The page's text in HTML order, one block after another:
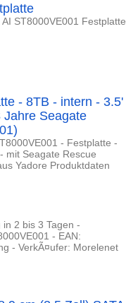
ST8000VE001 Festplatte
- 8TB - intern - 3.5'
Jahre Seagate
- Festplatte -
mit Seagate Rescue
Yadore Produktdaten
2 bis 3 Tagen -
- EAN:
- VerkÃ¤ufer: Morelenet